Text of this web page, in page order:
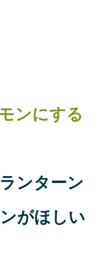
ンにする
ンターン
がほしい